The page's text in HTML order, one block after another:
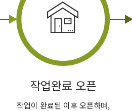
작업완료 오픈
작업이 완료된 이후 오픈하며,